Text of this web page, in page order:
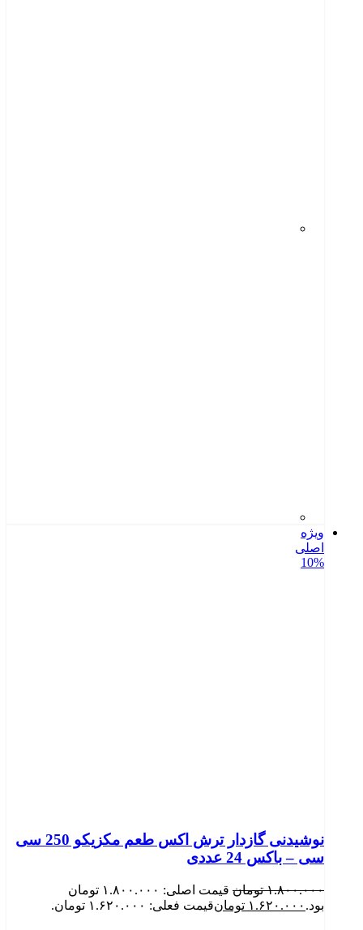
ویژه
اصلی
10%
نوشیدنی گازدار ترش اکس طعم مکزیکو 250 سی
سی – باکس 24 عددی
۱.۸۰۰.۰۰۰ تومان
قیمت اصلی: ۱.۸۰۰.۰۰۰ تومان
بود. ۱.۶۲۰.۰۰۰ تومانقیمت فعلی: ۱.۶۲۰.۰۰۰ تومان.